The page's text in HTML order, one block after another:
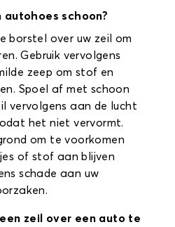
autohoes schoon?
borstel over uw zeil om
Gebruik vervolgens
zeep om stof en
Spoel af met schoon
vervolgens aan de lucht
het niet vervormt.
om te voorkomen
of stof aan blijven
schade aan uw
zeil over een auto te